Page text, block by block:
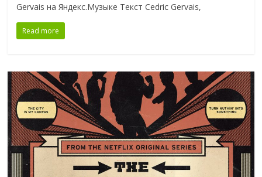
Gervais на Яндекс.Музыке Текст Cedric Gervais,
Read more